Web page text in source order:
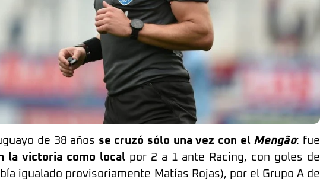
de 38 años se cruzó sólo una vez con el Mengão: fue
la victoria como localpor 2 a 1 ante Racing, con goles de
igualado provisoriamente Matías Rojas), por el Grupo A de